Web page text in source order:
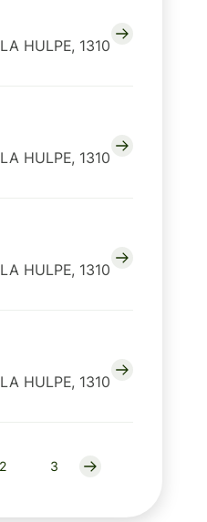
HULPE, 1310
HULPE, 1310
HULPE, 1310
HULPE, 1310
2 3